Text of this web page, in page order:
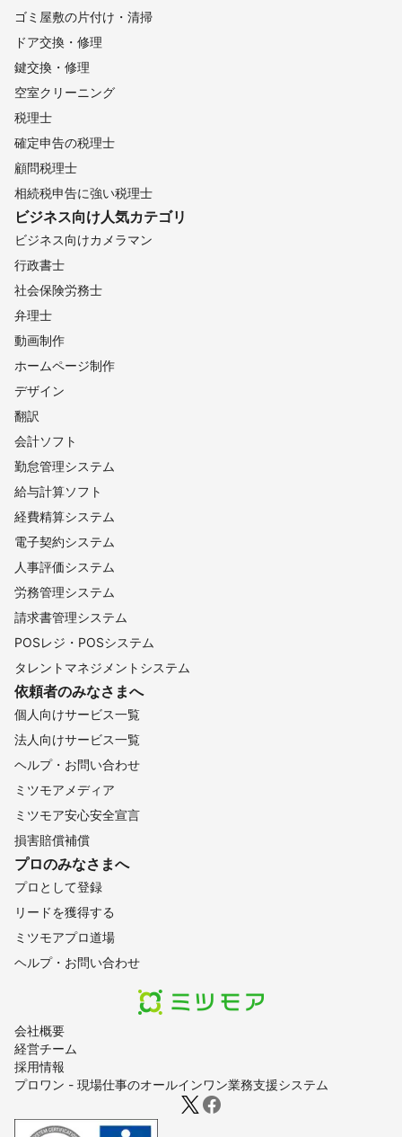
会社概要
経営チーム
採用情報
プロワン - 現場仕事のオールインワン業務支援システム
ゴミ屋敷の片付け・清掃
ドア交換・修理
鍵交換・修理
空室クリーニング
税理士
確定申告の税理士
顧問税理士
相続税申告に強い税理士
ビジネス向け人気カテゴリ
ビジネス向けカメラマン
行政書士
社会保険労務士
弁理士
動画制作
ホームページ制作
デザイン
翻訳
会計ソフト
勤怠管理システム
給与計算ソフト
経費精算システム
電子契約システム
人事評価システム
労務管理システム
請求書管理システム
POSレジ・POSシステム
タレントマネジメントシステム
依頼者のみなさまへ
個人向けサービス一覧
法人向けサービス一覧
ヘルプ・お問い合わせ
ミツモアメディア
ミツモア安心安全宣言
損害賠償補償
プロのみなさまへ
プロとして登録
リードを獲得する
ミツモアプロ道場
ヘルプ・お問い合わせ